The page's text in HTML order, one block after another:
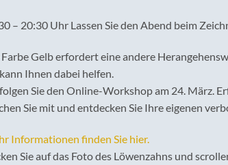
– 20:30 Uhr Lassen Sie den Abend beim
Gelb erfordert eine andere
Ihnen dabei helfen.
Sie den Online-Workshop am 24. März.
Sie mit und entdecken Sie Ihre eigenen
Informationen finden Sie hier.
Sie auf das Foto des Löwenzahns und